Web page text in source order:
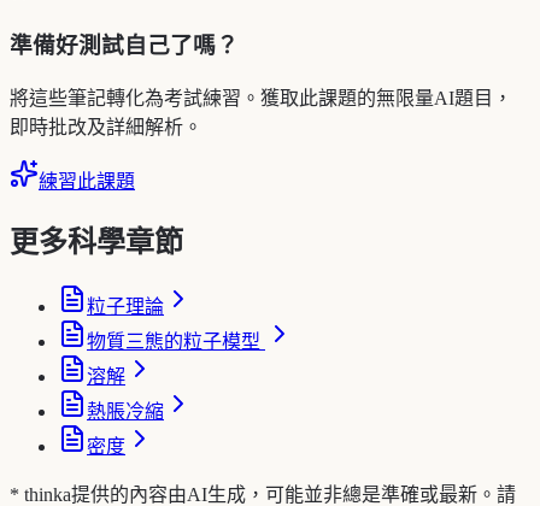
準備好測試自己了嗎？
將這些筆記轉化為考試練習。獲取此課題的無限量AI題目，
即時批改及詳細解析。
練習此課題
更多科學章節
粒子理論
物質三態的粒子模型
溶解
熱脹冷縮
密度
* thinka提供的內容由AI生成，可能並非總是準確或最新。請